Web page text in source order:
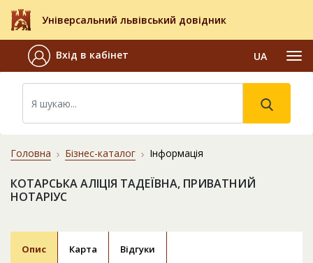
Універсальний львівський довідник
Вхід в кабінет UA
Головна Бізнес-каталог Інформація
КОТАРСЬКА АЛІЦІЯ ТАДЕЇВНА, ПРИВАТНИЙ
НОТАРІУС
Опис Карта Відгуки